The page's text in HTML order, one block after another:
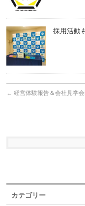
採用活動
← 経営体験報告＆会社見学
カテゴリー